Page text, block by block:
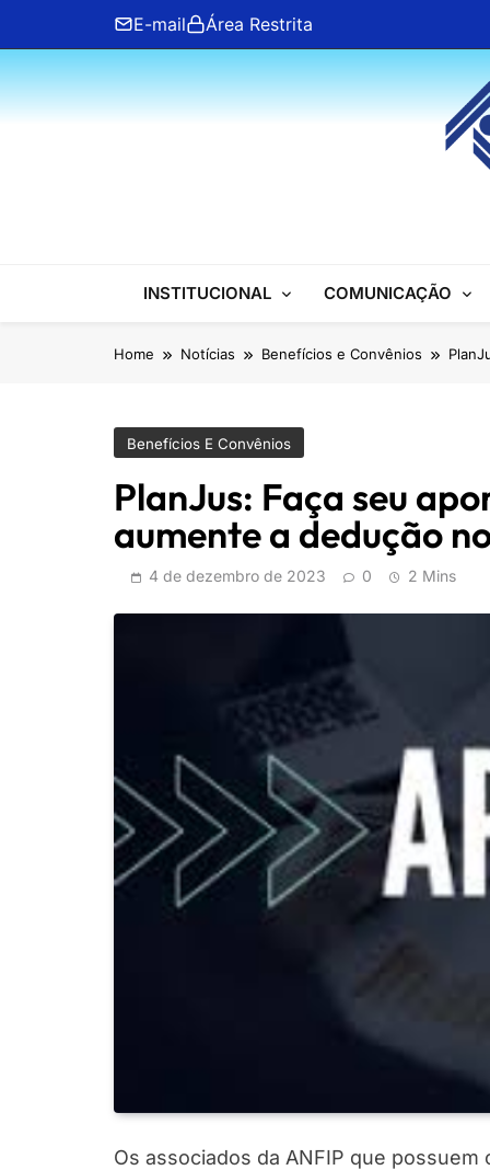
content
E-mail Área Restrita
ANFIP Nacional
INSTITUCIONAL COMUNICAÇÃO
Home Notícias Benefícios e Convênios
Benefícios E Convênios
PlanJus: Faça seu
aumente a dedução
4 de dezembro de 2023 0 2 Mins
Os associados da ANFIP que